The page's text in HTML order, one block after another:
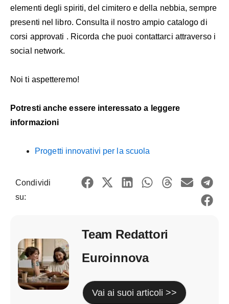
elementi degli spiriti, del cimitero e della nebbia, sempre
presenti nel libro. Consulta il nostro ampio catalogo di
corsi approvati . Ricorda che puoi contattarci attraverso i
social network.
Noi ti aspetteremo!
Potresti anche essere interessato a leggere
informazioni
Progetti innovativi per la scuola
Condividi
su:
Team Redattori
Euroinnova
Vai ai suoi articoli >>